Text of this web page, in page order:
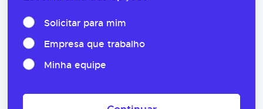
Solicitar para mim
Empresa que trabalho
Minha equipe